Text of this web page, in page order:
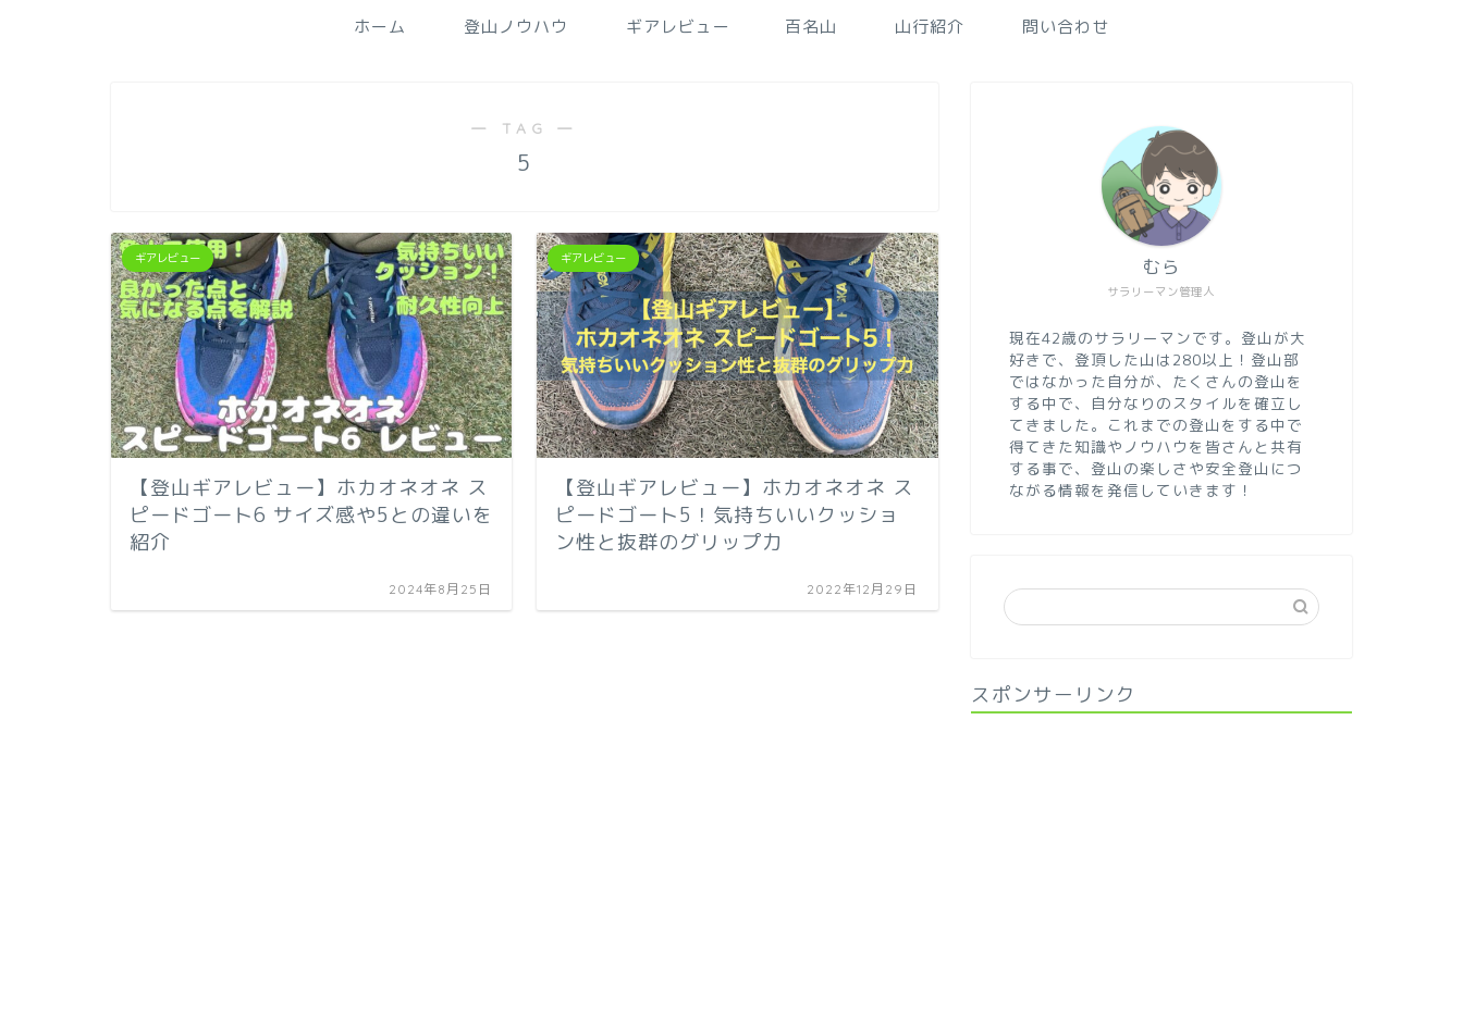
ホーム 登山ノウハウ ギアレビュー 百名山 山行紹介 問い合わせ
― TAG ―
5
ギアレビュー
【登山ギアレビュー】ホカオネオネ ス
ピードゴート6 サイズ感や5との違いを
紹介
2024年8月25日
ギアレビュー
【登山ギアレビュー】ホカオネオネ ス
ピードゴート5！気持ちいいクッショ
ン性と抜群のグリップ力
2022年12月29日
サラリーマン管理人
むら
現在42歳のサラリーマンです。登山が大
好きで、登頂した山は280以上！登山部
ではなかった自分が、たくさんの登山を
する中で、自分なりのスタイルを確立し
てきました。これまでの登山をする中で
得てきた知識やノウハウを皆さんと共有
する事で、登山の楽しさや安全登山につ
ながる情報を発信していきます！
スポンサーリンク